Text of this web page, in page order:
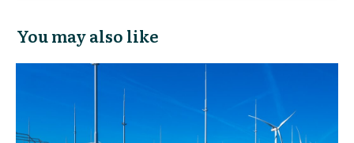
You may also like